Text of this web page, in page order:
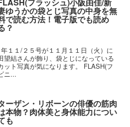
ゆうかの袋とじ写真の中身を無
で読む方法！電子版でも読め
？
１１/２５号が１１月１１日（火）に
望結さんが飾り、袋とじになっている
ット写真が気になります。 FLASH(フ
ニ...
ーザン・リボーンの俳優の筋肉
本物？肉体美と身体能力につい
も